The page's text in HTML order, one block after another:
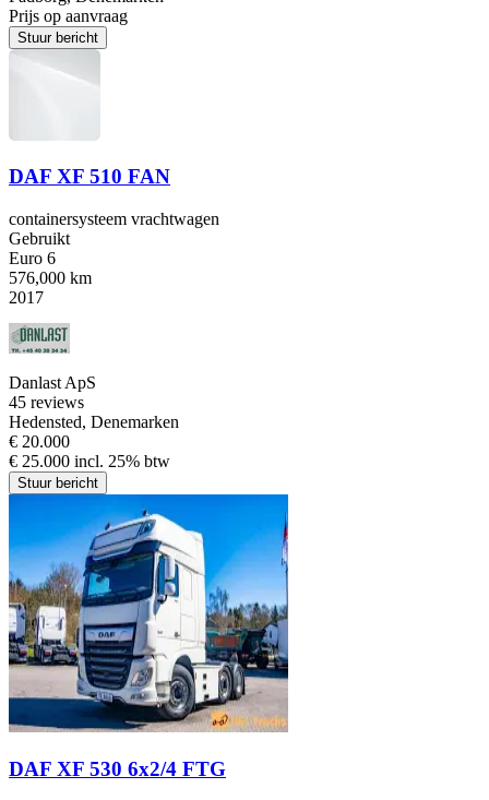
Prijs op aanvraag
Stuur bericht
DAF XF 510 FAN
containersysteem vrachtwagen
Gebruikt
Euro 6
576,000 km
2017
Danlast ApS
45 reviews
Hedensted, Denemarken
€ 20.000
€ 25.000 incl. 25% btw
Stuur bericht
DAF XF 530 6x2/4 FTG